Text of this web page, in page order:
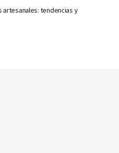
artesanales: tendencias y